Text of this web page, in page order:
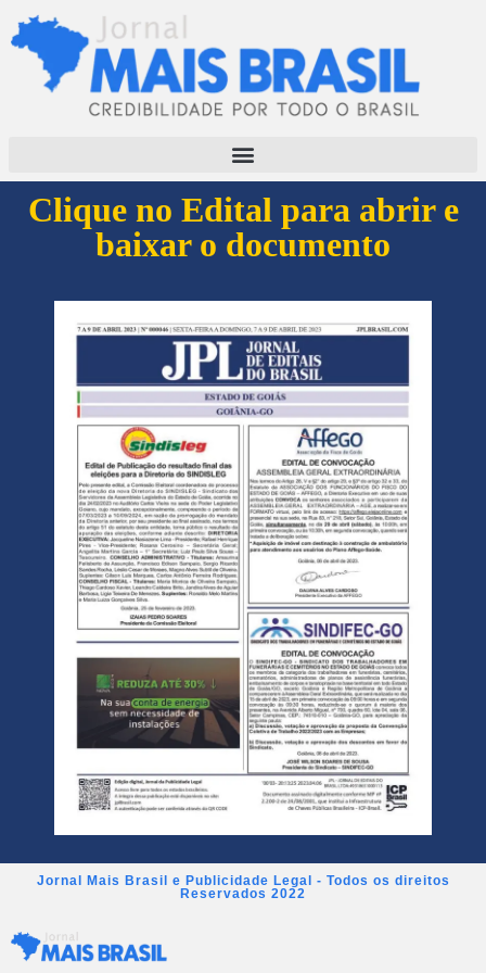
Clique no Edital para abrir e
baixar o documento
Jornal Mais Brasil e Publicidade Legal - Todos os direitos
Reservados 2022